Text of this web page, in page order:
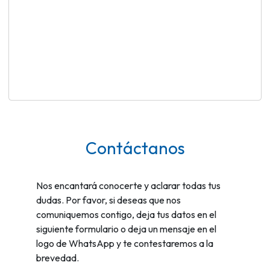
Contáctanos
Nos encantará conocerte y aclarar todas tus
dudas. Por favor, si deseas que nos
comuniquemos contigo, deja tus datos en el
siguiente formulario o deja un mensaje en el
logo de WhatsApp y te contestaremos a la
brevedad.